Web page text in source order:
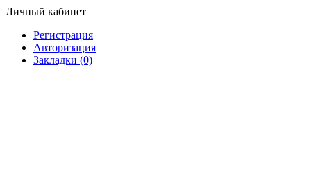
Личный кабинет
Регистрация
Авторизация
Закладки (0)